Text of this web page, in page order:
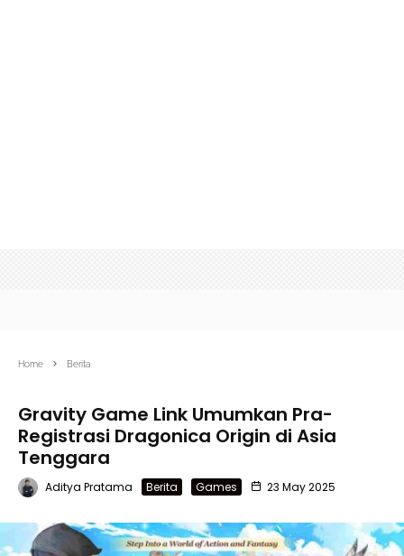
Home Berita
Gravity Game Link Umumkan Pra-
Registrasi Dragonica Origin di Asia
Tenggara
Aditya Pratama Berita Games 23 May 2025